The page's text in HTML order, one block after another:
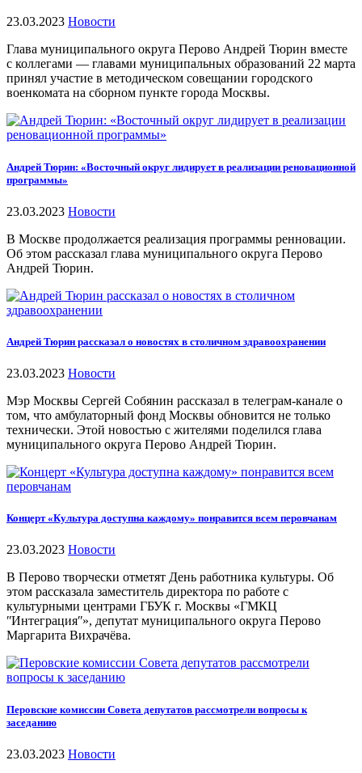
23.03.2023 Новости
Глава муниципального округа Перово Андрей Тюрин вместе
с коллегами — главами муниципальных образований 22 марта
принял участие в методическом совещании городского
военкомата на сборном пункте города Москвы.
Андрей Тюрин: «Восточный округ лидирует в реализации реновационной
программы»
23.03.2023 Новости
В Москве продолжается реализация программы ренновации.
Об этом рассказал глава муниципального округа Перово
Андрей Тюрин.
Андрей Тюрин рассказал о новостях в столичном здравоохранении
23.03.2023 Новости
Мэр Москвы Сергей Собянин рассказал в телеграм-канале о
том, что амбулаторный фонд Москвы обновится не только
технически. Этой новостью с жителями поделился глава
муниципального округа Перово Андрей Тюрин.
Концерт «Культура доступна каждому» понравится всем перовчанам
23.03.2023 Новости
В Перово творчески отметят День работника культуры. Об
этом рассказала заместитель директора по работе с
культурными центрами ГБУК г. Москвы «ГМКЦ
ʺИнтеграцияʺ», депутат муниципального округа Перово
Маргарита Вихрачёва.
Перовские комиссии Совета депутатов рассмотрели вопросы к
заседанию
23.03.2023 Новости